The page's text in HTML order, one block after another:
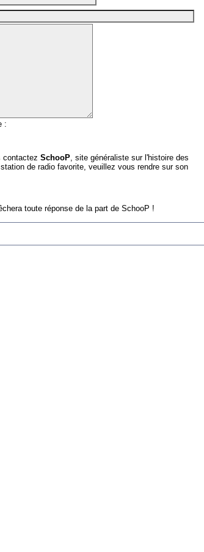
:
contactez SchooP, site généraliste sur l'histoire des
de radio favorite, veuillez vous rendre sur son
toute réponse de la part de SchooP !